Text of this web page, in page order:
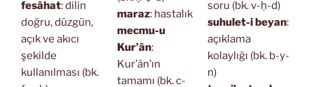
fesâhat: dilin
doğru, düzgün,
açık ve akıcı
şekilde
kullanılması (bk.
maraz: hastalık
mecmu-u
Kur’ân:
Kur’ân’ın
tamamı (bk. c-
soru (bk. v-ḥ-d)
suhulet-i beyan:
açıklama
kolaylığı (bk. b-y-
n)